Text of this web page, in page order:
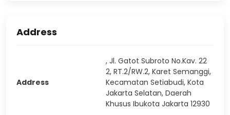
Address
Address
, Jl. Gatot Subroto No.Kav. 22
2, RT.2/RW.2, Karet Semanggi,
Kecamatan Setiabudi, Kota
Jakarta Selatan, Daerah
Khusus Ibukota Jakarta 12930